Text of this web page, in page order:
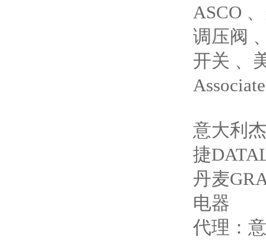
ASCO
调压阀
开关 、
意大利
捷
丹麦
电器
代理：